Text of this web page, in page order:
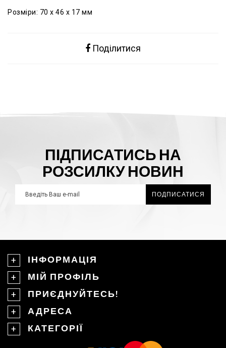
Розміри: 70 x 46 x 17 мм
Поділитися
ПІДПИСАТИСЬ НА
РОЗСИЛКУ НОВИН
ПОДПИСАТИСЯ
ІНФОРМАЦІЯ
МІЙ ПРОФІЛЬ
ПРИЄДНУЙТЕСЬ!
АДРЕСА
КАТЕГОРІЇ